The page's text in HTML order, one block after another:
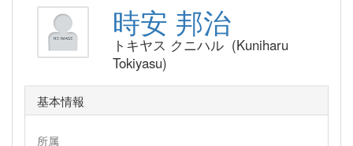
時安 邦治
トキヤス クニハル (Kuniharu
Tokiyasu)
基本情報
所属